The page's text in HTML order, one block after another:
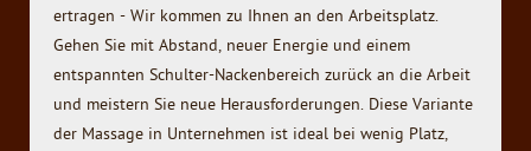
ertragen - Wir kommen zu Ihnen an den Arbeitsplatz.
Gehen Sie mit Abstand, neuer Energie und einem
entspannten Schulter-Nackenbereich zurück an die Arbeit
und meistern Sie neue Herausforderungen. Diese Variante
der Massage in Unternehmen ist ideal bei wenig Platz,